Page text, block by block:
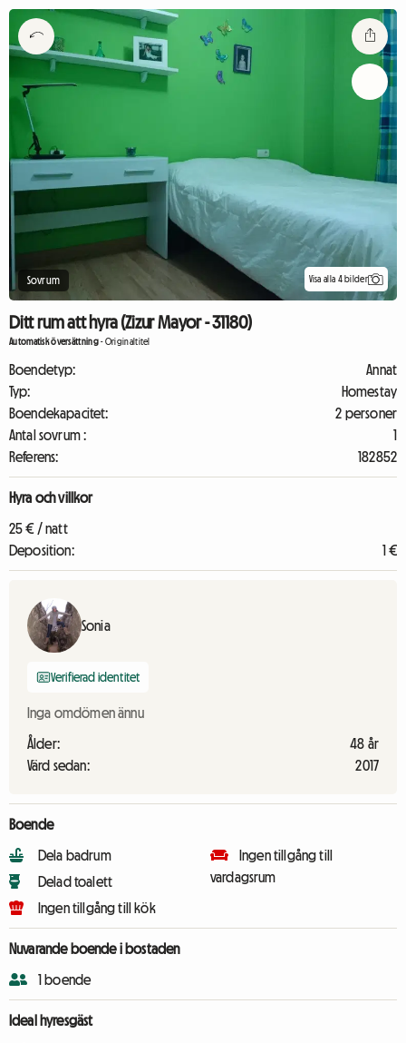
Sovrum Visa alla 4 bilder
Ditt rum att hyra (Zizur Mayor - 31180)
Automatisk översättning-Originaltitel
Boendetyp:
Annat
Typ:
Homestay
Boendekapacitet:
2 personer
Antal sovrum :
1
Referens:
182852
Hyra och villkor
25 € / natt
Deposition:
1 €
Sonia
Verifierad identitet
Inga omdömen ännu
Ålder:
48 år
Värd sedan:
2017
Boende
Dela badrum
Delad toalett
Ingen tillgång till kök
Ingen tillgång till
vardagsrum
Nuvarande boende i bostaden
1 boende
Ideal hyresgäst